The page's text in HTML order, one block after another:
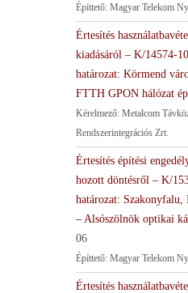
Építtető: Magyar Telekom
Értesítés
kiadásáról – K/14574-
határozat: Körmend
FTTH GPON hálózat
Kérelmező: Metalcom
Rendszerintegrációs Zrt.
Értesítés építési
hozott döntésről – K/
határozat: Szakonyfalu,
– Alsószölnök optikai
06
Építtető: Magyar Telekom
Értesítés